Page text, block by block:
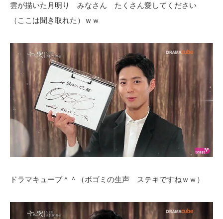
雲が描いた月明り みなさん たくさん愛してください
（ここは聞き取れた）ｗｗ
ドラマキューブ＾＾（ボゴミの生声 ステキですねｗｗ）